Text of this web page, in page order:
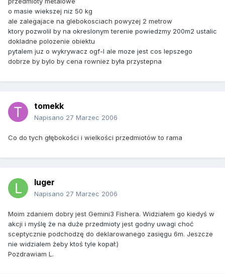
o masie wiekszej niz 50 kg
ale zalegajace na glebokosciach powyzej 2 metrow
ktory pozwolil by na okreslonym terenie powiedzmy 200m2 ustalic
dokladne polozenie obiektu
pytalem juz o wykrywacz ogf-l ale moze jest cos lepszego
dobrze by bylo by cena rowniez była przystepna
tomekk
Napisano 27 Marzec 2006
Co do tych głębokości i wielkości przedmiotów to rama
luger
Napisano 27 Marzec 2006
Moim zdaniem dobry jest Gemini3 Fishera. Widziałem go kiedyś w
akcji i myślę że na duże przedmioty jest godny uwagi choć
sceptycznie podchodzę do deklarowanego zasięgu 6m. Jeszcze
nie widzialem żeby ktoś tyle kopał:)
Pozdrawiam L.